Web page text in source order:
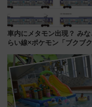
車内にメタモン出現？ みな
らい線×ポケモン「ブクブ
行開始に！ この夏は直通列
横浜へ！